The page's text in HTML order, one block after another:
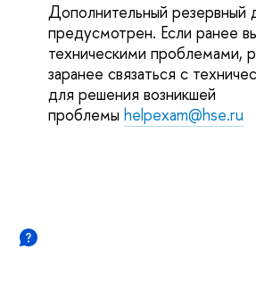
Дополнительный резервный
предусмотрен. Если ранее
техническими проблемами,
заранее связаться с
для решения возникшей
проблемы helpexam@hse.ru